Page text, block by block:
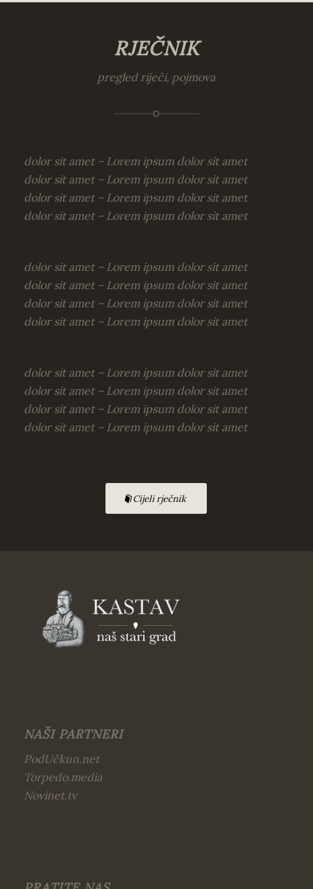
RJEČNIK
pregled riječi, pojmova
dolor sit amet – Lorem ipsum dolor sit amet
dolor sit amet – Lorem ipsum dolor sit amet
dolor sit amet – Lorem ipsum dolor sit amet
dolor sit amet – Lorem ipsum dolor sit amet
dolor sit amet – Lorem ipsum dolor sit amet
dolor sit amet – Lorem ipsum dolor sit amet
dolor sit amet – Lorem ipsum dolor sit amet
dolor sit amet – Lorem ipsum dolor sit amet
dolor sit amet – Lorem ipsum dolor sit amet
dolor sit amet – Lorem ipsum dolor sit amet
dolor sit amet – Lorem ipsum dolor sit amet
dolor sit amet – Lorem ipsum dolor sit amet
Cijeli rječnik
NAŠI PARTNERI
PodUčkun.net
Torpedo.media
Novinet.tv